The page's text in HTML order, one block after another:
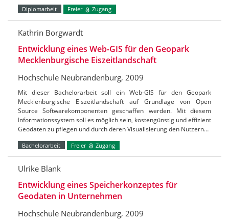
Diplomarbeit Freier Zugang
Kathrin Borgwardt
Entwicklung eines Web-GIS für den Geopark
Mecklenburgische Eiszeitlandschaft
Hochschule Neubrandenburg, 2009
Mit dieser Bachelorarbeit soll ein Web-GIS für den Geopark
Mecklenburgische Eiszeitlandschaft auf Grundlage von Open
Source Softwarekomponenten geschaffen werden. Mit diesem
Informationssystem soll es möglich sein, kostengünstig und effizient
Geodaten zu pflegen und durch deren Visualisierung den Nutzern…
Bachelorarbeit Freier Zugang
Ulrike Blank
Entwicklung eines Speicherkonzeptes für
Geodaten in Unternehmen
Hochschule Neubrandenburg, 2009